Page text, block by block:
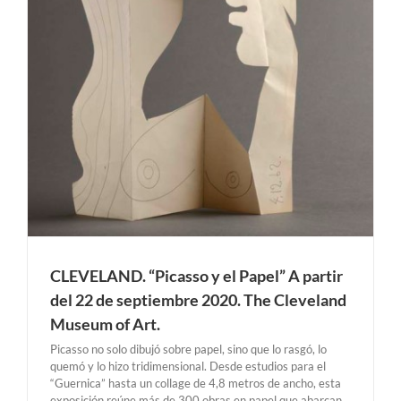
CLEVELAND. “Picasso y el Papel” A partir
del 22 de septiembre 2020. The Cleveland
Museum of Art.
Picasso no solo dibujó sobre papel, sino que lo rasgó, lo
quemó y lo hizo tridimensional. Desde estudios para el
“Guernica” hasta un collage de 4,8 metros de ancho, esta